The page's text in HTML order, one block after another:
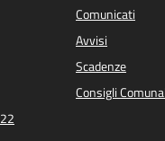
Comunicati
Avvisi
Scadenze
Consigli